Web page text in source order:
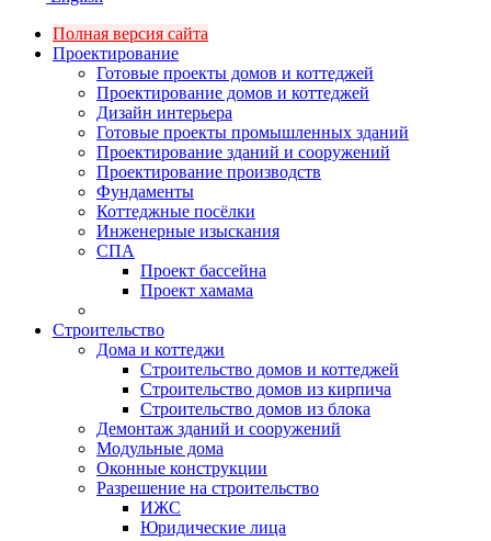
Полная версия сайта
Проектирование
Готовые проекты домов и коттеджей
Проектирование домов и коттеджей
Дизайн интерьера
Готовые проекты промышленных зданий
Проектирование зданий и сооружений
Проектирование производств
Фундаменты
Коттеджные посёлки
Инженерные изыскания
СПА
Проект бассейна
Проект хамама
Строительство
Дома и коттеджи
Строительство домов и коттеджей
Строительство домов из кирпича
Строительство домов из блока
Демонтаж зданий и сооружений
Модульные дома
Оконные конструкции
Разрешение на строительство
ИЖС
Юридические лица